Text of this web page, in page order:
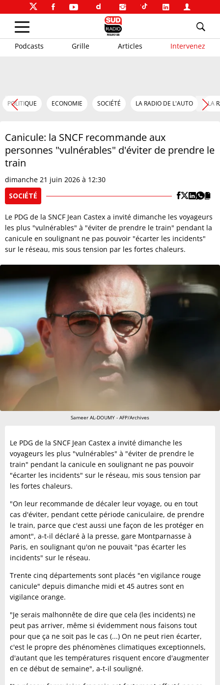
Podcasts Grille Articles Intervenez
POLITIQUE ECONOMIE SOCIÉTÉ LA RADIO DE L'AUTO LA
Canicule: la SNCF recommande aux
personnes "vulnérables" d'éviter de prendre le
train
dimanche 21 juin 2026 à 12:30
SOCIÉTÉ
Le PDG de la SNCF Jean Castex a invité dimanche les voyageurs
les plus "vulnérables" à "éviter de prendre le train" pendant la
canicule en soulignant ne pas pouvoir "écarter les incidents"
sur le réseau, mis sous tension par les fortes chaleurs.
Sameer AL-DOUMY - AFP/Archives
Le PDG de la SNCF Jean Castex a invité dimanche les
voyageurs les plus "vulnérables" à "éviter de prendre le
train" pendant la canicule en soulignant ne pas pouvoir
"écarter les incidents" sur le réseau, mis sous tension par
les fortes chaleurs.
"On leur recommande de décaler leur voyage, ou en tout
cas d'éviter, pendant cette période caniculaire, de prendre
le train, parce que c'est aussi une façon de les protéger en
amont", a-t-il déclaré à la presse, gare Montparnasse à
Paris, en soulignant qu'on ne pouvait "pas écarter les
incidents" sur le réseau.
Trente cinq départements sont placés "en vigilance rouge
canicule" depuis dimanche midi et 45 autres sont en
vigilance orange.
"Je serais malhonnête de dire que cela (les incidents) ne
peut pas arriver, même si évidemment nous faisons tout
pour que ça ne soit pas le cas (...) On ne peut rien écarter,
c'est le propre des phénomènes climatiques exceptionnels,
d'autant que les températures risquent encore d'augmenter
en ce début de semaine", a-t-il souligné.